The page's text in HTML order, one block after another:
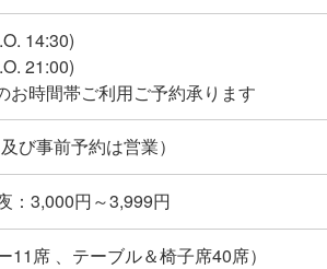
14:30)
21:00)
お時間帯ご利用ご予約承ります
び事前予約は営業）
3,000円～3,999円
11席 、テーブル＆椅子席40席）